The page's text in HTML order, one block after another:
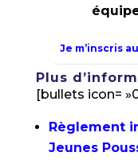
Je m’inscris
Plus
[bullets icon=
Règlement
Jeunes